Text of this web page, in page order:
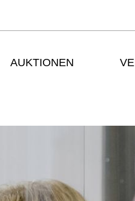
AUKTIONEN